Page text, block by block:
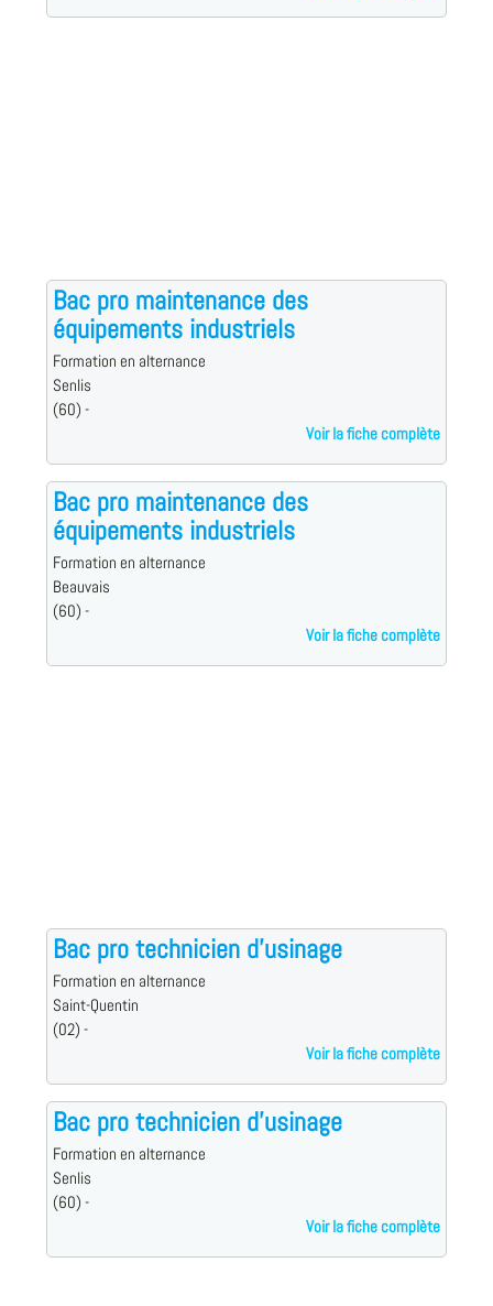
Bac pro maintenance des
équipements industriels
Formation en alternance
Senlis
(60) -
Voir la fiche complète
Bac pro maintenance des
équipements industriels
Formation en alternance
Beauvais
(60) -
Voir la fiche complète
Bac pro technicien d'usinage
Formation en alternance
Saint-Quentin
(02) -
Voir la fiche complète
Bac pro technicien d'usinage
Formation en alternance
Senlis
(60) -
Voir la fiche complète